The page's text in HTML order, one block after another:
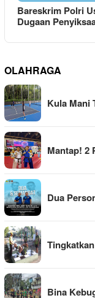
Bareskrim Polri
Dugaan
OLAHRAGA
Kula Mani
Mantap! 2
Dua
Bina